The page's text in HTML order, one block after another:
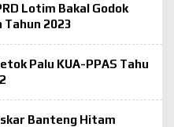
Lotim Bakal Godok
Tahun 2023
Palu KUA-PPAS Tahu
Banteng Hitam